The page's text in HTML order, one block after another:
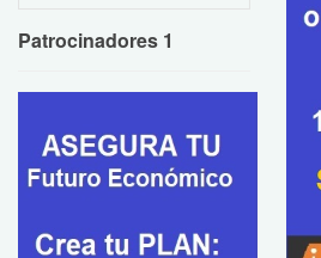
Patrocinadores 1